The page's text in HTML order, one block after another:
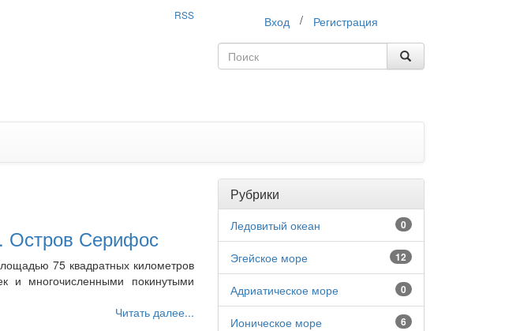
RSS Вход / Регистрация
Остров Серифос
75 квадратных километров
и многочисленными покинутыми
Читать далее...
Рубрики
0
Ледовитый океан
12
Эгейское море
0
Адриатическое море
6
Ионическое море